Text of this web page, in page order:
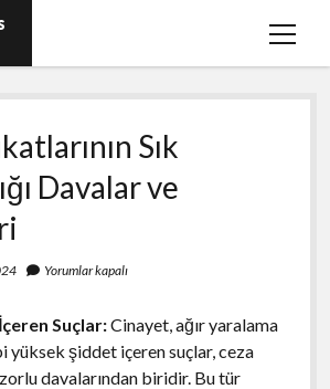
menüyü
Sık
Davalar ve
Yorumlar kapalı
Suçlar:Cinayet, ağır yaralama
yüksek şiddet içeren suçlar, ceza
davalarından biridir. Bu tür